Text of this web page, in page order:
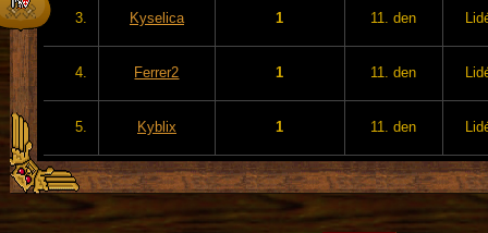
3. Kyselica 1 11. den
4. Ferrer2 1 11. den
5. Kyblix 1 11. den